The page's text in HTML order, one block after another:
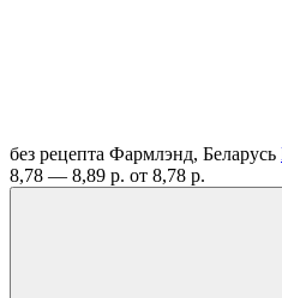
без рецепта Фармлэнд, Беларусь
8,78 — 8,89 р. от 8,78 р.